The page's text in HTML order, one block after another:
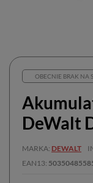
OBECNIE BRAK NA
DeWalt
MARKA DEWALT
EAN13